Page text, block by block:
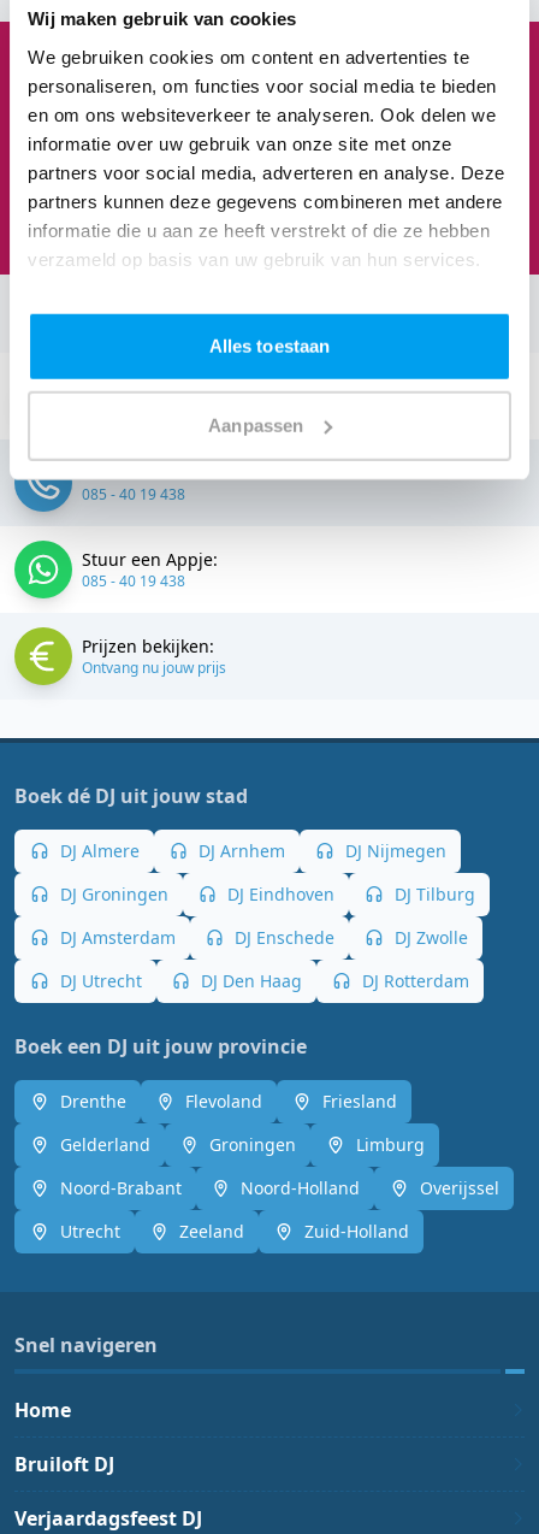
Wij maken gebruik van cookies
We gebruiken cookies om content en advertenties te
personaliseren, om functies voor social media te bieden
en om ons websiteverkeer te analyseren. Ook delen we
informatie over uw gebruik van onze site met onze
partners voor social media, adverteren en analyse. Deze
partners kunnen deze gegevens combineren met andere
informatie die u aan ze heeft verstrekt of die ze hebben
verzameld op basis van uw gebruik van hun services.
Alles toestaan
Aanpassen
1 3 8 3
Feesten om naar uit te kijken
We staan te popelen!
Neem contact op:
Stuur een email:
085 - 40 19 438
Stuur een Appje:
085 - 40 19 438
Prijzen bekijken:
Ontvang nu jouw prijs
Boek dé DJ uit jouw stad
DJ Almere DJ Arnhem
DJ Nijmegen
DJ Groningen
DJ Eindhoven
DJ Tilburg
DJ Amsterdam
DJ Enschede
DJ Zwolle
DJ Utrecht
DJ Den Haag DJ Rotterdam
Boek een DJ uit jouw provincie
Drenthe Flevoland
Friesland
Gelderland
Groningen
Limburg
Noord-Brabant
Noord-Holland
Overijssel
Utrecht
Zeeland Zuid-Holland
Snel navigeren
Home
Bruiloft DJ
Verjaardagsfeest DJ